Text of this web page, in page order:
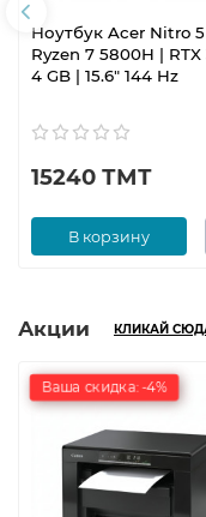
Ноутбук Acer Nitro
Ryzen 7 5800H |
4 GB | 15.6" 144 Hz
15240 ТМТ
В корзину
Акции КЛИКАЙ
Ваша скидка: -4%